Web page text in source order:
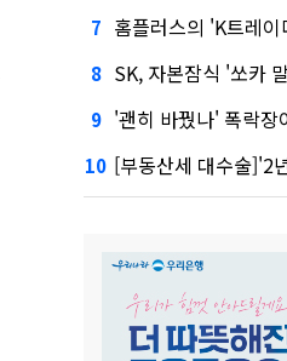
7 홈플러스의 'K트레이더
8 SK, 자본잠식 '쏘카
9 '괜히 바꿨나' 폭락장이 할퀸
10 [부동산세 대수술]'2년